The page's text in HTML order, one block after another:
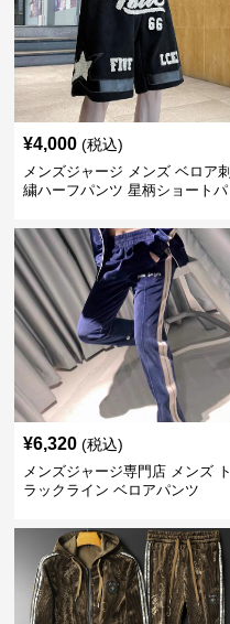
¥4,000 (税込)
メンズジャージ メンズ ベロア刺
繍ハーフパンツ 星柄ショートパ
¥6,320 (税込)
メンズジャージ専門店 メンズ ト
ラックライン ベロアパンツ